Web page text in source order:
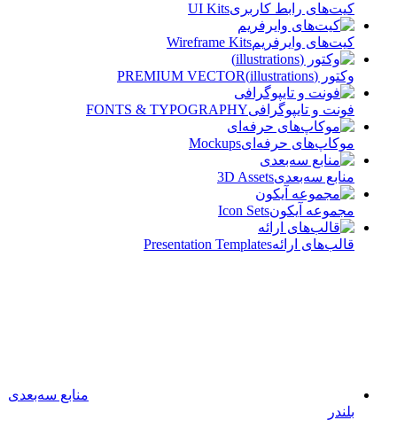
کیت‌های رابط کاربریUI Kits
کیت‌های وایرفریمWireframe Kits
وکتور (illustrations) PREMIUM VECTOR
فونت و تایپوگرافیFONTS & TYPOGRAPHY
موکاپ‌های حرفه‌ایMockups
منابع سه‌بعدی3D Assets
مجموعه آیکون‌Icon Sets
قالب‌های ارائهPresentation Templates
منابع سه‌بعدی
بلندر